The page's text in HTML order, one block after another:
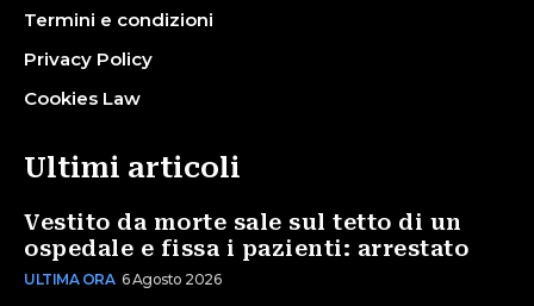
Termini e condizioni
Privacy Policy
Cookies Law
Ultimi articoli
Vestito da morte sale sul tetto di un
ospedale e fissa i pazienti: arrestato
ULTIMA ORA 6 Agosto 2026